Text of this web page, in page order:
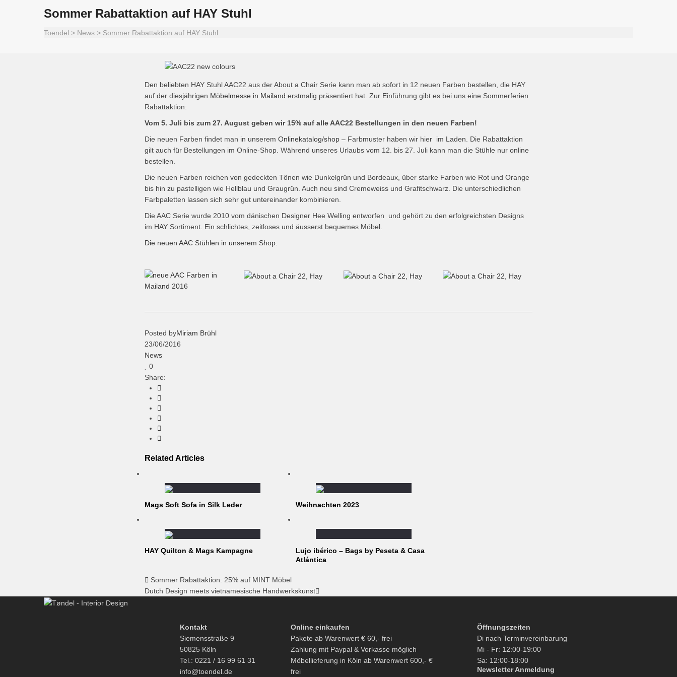
Sommer Rabattaktion auf HAY Stuhl
Toendel > News > Sommer Rabattaktion auf HAY Stuhl
Den beliebten HAY Stuhl AAC22 aus der About a Chair Serie kann man ab sofort in 12 neuen Farben bestellen, die HAY
auf der diesjährigen Möbelmesse in Mailand erstmalig präsentiert hat. Zur Einführung gibt es bei uns eine Sommerferien
Rabattaktion:
Vom 5. Juli bis zum 27. August geben wir 15% auf alle AAC22 Bestellungen in den neuen Farben!
Die neuen Farben findet man in unserem Onlinekatalog/shop – Farbmuster haben wir hier im Laden. Die Rabattaktion
gilt auch für Bestellungen im Online-Shop. Während unseres Urlaubs vom 12. bis 27. Juli kann man die Stühle nur online
bestellen.
Die neuen Farben reichen von gedeckten Tönen wie Dunkelgrün und Bordeaux, über starke Farben wie Rot und Orange
bis hin zu pastelligen wie Hellblau und Graugrün. Auch neu sind Cremeweiss und Grafitschwarz. Die unterschiedlichen
Farbpaletten lassen sich sehr gut untereinander kombinieren.
Die AAC Serie wurde 2010 vom dänischen Designer Hee Welling entworfen und gehört zu den erfolgreichsten Designs
im HAY Sortiment. Ein schlichtes, zeitloses und äusserst bequemes Möbel.
Die neuen AAC Stühlen in unserem Shop.
Posted byMiriam Brühl
23/06/2016
News
0
Share:
Related Articles
Mags Soft Sofa in Silk Leder Weihnachten 2023
HAY Quilton & Mags Kampagne
Lujo ibérico – Bags by Peseta & Casa
Atlántica
Sommer Rabattaktion: 25% auf MINT Möbel
Dutch Design meets vietnamesische Handwerkskunst
Kontakt
Siemensstraße 9
50825 Köln
Tel.: 0221 / 16 99 61 31
info@toendel.de
Online einkaufen
Pakete ab Warenwert € 60,- frei
Zahlung mit Paypal & Vorkasse möglich
Möbellieferung in Köln ab Warenwert 600,- €
frei
Öffnungszeiten
Di nach Terminvereinbarung
Mi - Fr: 12:00-19:00
Sa: 12:00-18:00
Newsletter Anmeldung